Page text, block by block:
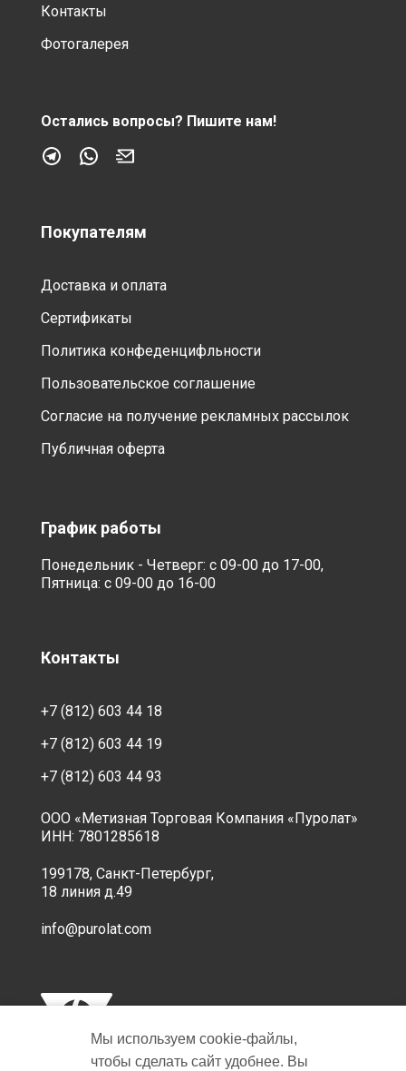
Контакты
Фотогалерея
Остались вопросы? Пишите нам!
Покупателям
Доставка и оплата
Сертификаты
Политика конфеденцифльности
Пользовательское соглашение
Согласие на получение рекламных рассылок
Публичная оферта
График работы
Понедельник - Четверг: с 09-00 до 17-00,
Пятница: с 09-00 до 16-00
Контакты
+7 (812) 603 44 18
+7 (812) 603 44 19
+7 (812) 603 44 93
ООО «Метизная Торговая Компания «Пуролат»
ИНН: 7801285618
199178, Санкт-Петербург,
18 линия д.49
info@purolat.com
Мы используем cookie‑файлы,
чтобы сделать сайт удобнее. Вы